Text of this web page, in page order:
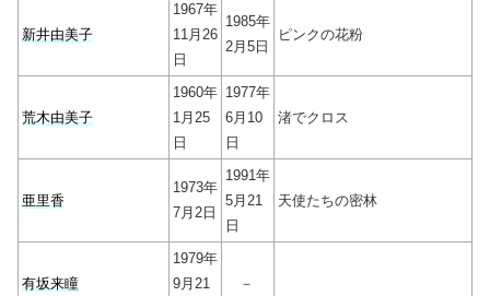
新井由美子
1967年
11月26
日
1985年
2月5日
ピンクの花粉
荒木由美子
1960年
1月25
日
1977年
6月10
日
渚でクロス
亜里香
1973年
7月2日
1991年
5月21
日
天使たちの密林
有坂来瞳
1979年
9月21
－